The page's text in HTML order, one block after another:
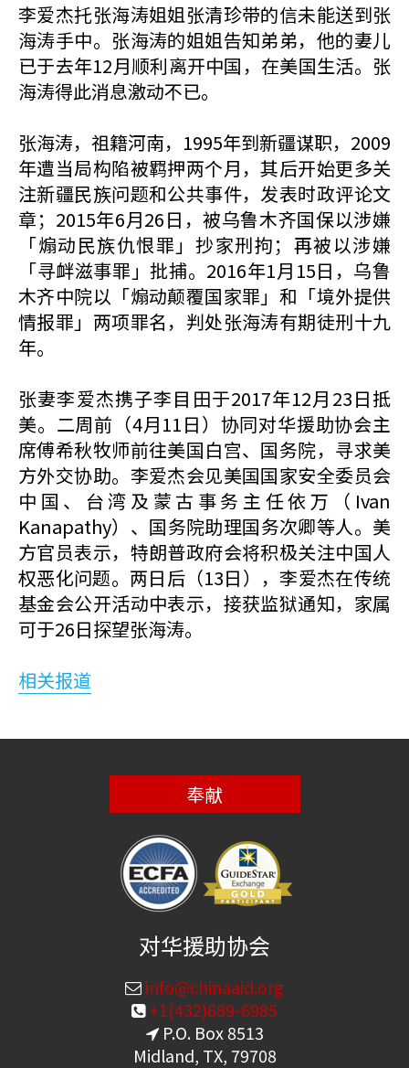
李爱杰托张海涛姐姐张清珍带的信未能送到张
海涛手中。张海涛的姐姐告知弟弟，他的妻儿
已于去年12月顺利离开中国，在美国生活。张
海涛得此消息激动不已。
张海涛，祖籍河南，1995年到新疆谋职，2009
年遭当局构陷被羁押两个月，其后开始更多关
注新疆民族问题和公共事件，发表时政评论文
章；2015年6月26日，被乌鲁木齐国保以涉嫌
「煽动民族仇恨罪」抄家刑拘；再被以涉嫌
「寻衅滋事罪」批捕。2016年1月15日，乌鲁
木齐中院以「煽动颠覆国家罪」和「境外提供
情报罪」两项罪名，判处张海涛有期徒刑十九
年。
张妻李爱杰携子李目田于2017年12月23日抵
美。二周前（4月11日）协同对华援助协会主
席傅希秋牧师前往美国白宫、国务院，寻求美
方外交协助。李爱杰会见美国国家安全委员会
中国、台湾及蒙古事务主任依万（Ivan
Kanapathy）、国务院助理国务次卿等人。美
方官员表示，特朗普政府会将积极关注中国人
权恶化问题。两日后（13日），李爱杰在传统
基金会公开活动中表示，接获监狱通知，家属
可于26日探望张海涛。
相关报道
奉献
对华援助协会
info@chinaaid.org
+1(432)689-6985
P.O. Box 8513
Midland, TX, 79708